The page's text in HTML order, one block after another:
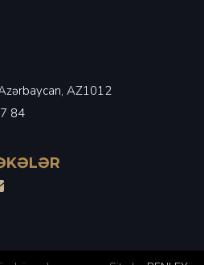
AZ1012
84